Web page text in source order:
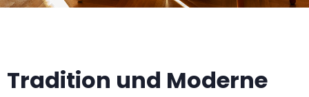
Tradition und Moderne